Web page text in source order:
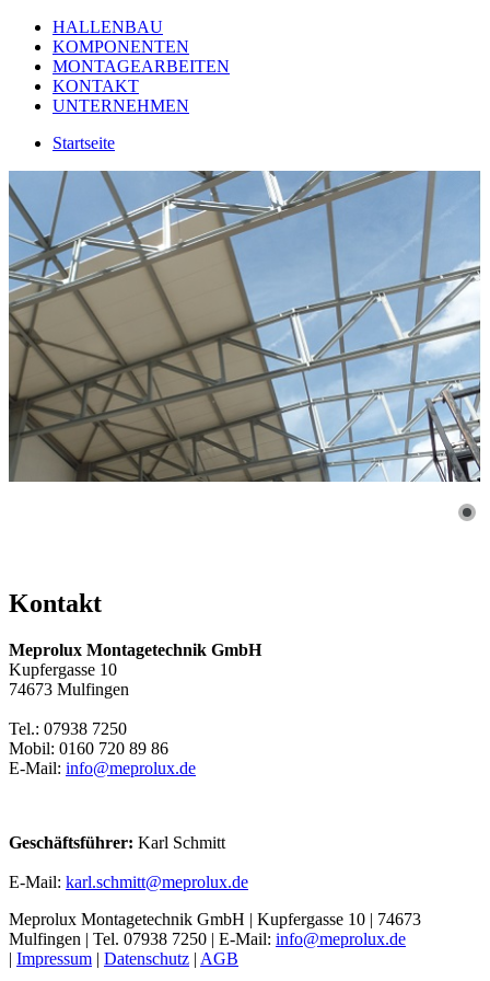
HALLENBAU
KOMPONENTEN
MONTAGEARBEITEN
KONTAKT
UNTERNEHMEN
Startseite
Kontakt
Meprolux Montagetechnik GmbH
Kupfergasse 10
74673 Mulfingen
Tel.: 07938 7250
Mobil: 0160 720 89 86
E-Mail: info@meprolux.de
Geschäftsführer: Karl Schmitt
E-Mail: karl.schmitt@meprolux.de
Meprolux Montagetechnik GmbH | Kupfergasse 10 | 74673
Mulfingen | Tel. 07938 7250 | E-Mail: info@meprolux.de
| Impressum | Datenschutz | AGB